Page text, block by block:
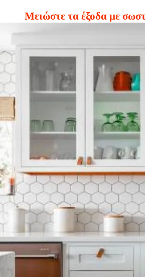
Μειώστε τα έξοδα με